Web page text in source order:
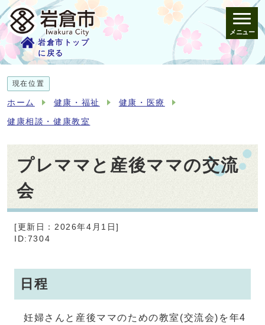
岩倉市トップ
に戻る
メニュー
現在位置
ホーム 健康・福祉 健康・医療
健康相談・健康教室
プレママと産後ママの交流
会
[更新日：2026年4月1日]
ID:7304
日程
妊婦さんと産後ママのための教室(交流会)を年4